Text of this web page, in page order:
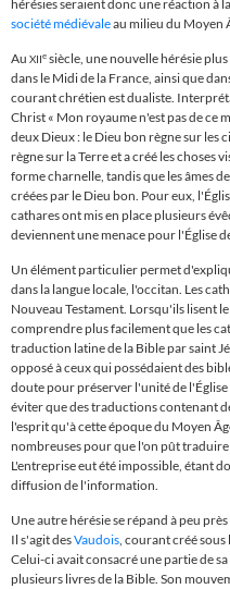
hérésies seraient donc une réaction à
société médiévaleau milieu du Moyen
Au XIIe siècle, une nouvelle hérésie
dans le Midi de la France, ainsi que
courant chrétien est dualiste.
Christ « Mon royaume n'est pas de ce
deux Dieux : le Dieu bon règne sur les
règne sur la Terre et a créé les choses
forme charnelle, tandis que les âmes
créées par le Dieu bon. Pour eux, l'É
cathares ont mis en place plusieurs
deviennent une menace pour l'Église
Un élément particulier permet
dans la langue locale, l'occitan. Les
Nouveau Testament. Lorsqu'ils lisent
comprendre plus facilement que les
traduction latine de la Bible par saint
opposé à ceux qui possédaient des
doute pour préserver l'unité de l'É
éviter que des traductions contenant
l'esprit qu'à cette époque du Moyen
nombreuses pour que l'on pût
L'entreprise eut été impossible, étant
diffusion de l'information.
Une autre hérésie se répand à peu
Il s'agit desVaudois, courant créé
Celui-ci avait consacré une partie de
plusieurs livres de la Bible. Son